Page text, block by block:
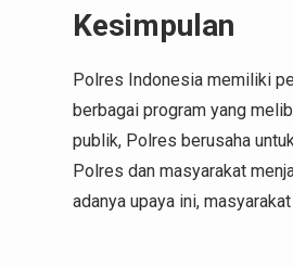
Kesimpulan
Polres Indonesia memiliki
berbagai program yang
publik, Polres berusaha
Polres dan masyarakat
adanya upaya ini,